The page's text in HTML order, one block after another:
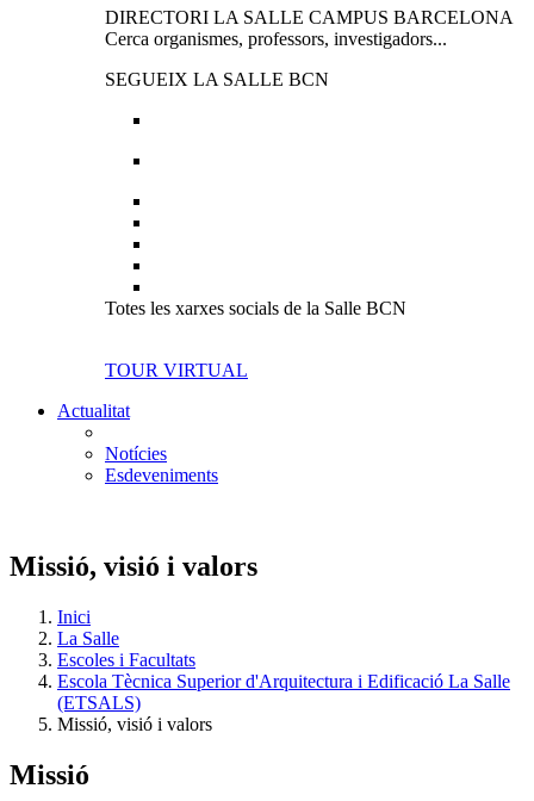
DIRECTORI LA SALLE CAMPUS BARCELONA
Cerca organismes, professors, investigadors...
SEGUEIX LA SALLE BCN
Totes les xarxes socials de la Salle BCN
TOUR VIRTUAL
Actualitat
Notícies
Esdeveniments
Missió, visió i valors
Inici
La Salle
Escoles i Facultats
Escola Tècnica Superior d'Arquitectura i Edificació La Salle
(ETSALS)
Missió, visió i valors
Missió